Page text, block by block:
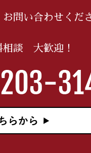
お問い合わせくだ
相談 大歓迎！